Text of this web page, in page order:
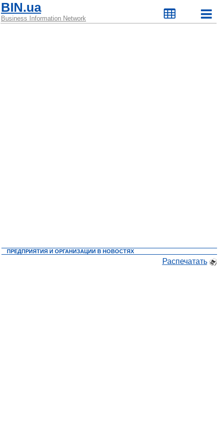
BIN.ua
Business Information Network
ПРЕДПРИЯТИЯ И ОРГАНИЗАЦИИ В НОВОСТЯХ
Распечатать